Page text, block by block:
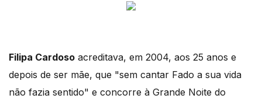
Filipa Cardoso acreditava, em 2004, aos 25 anos e
depois de ser mãe, que "sem cantar Fado a sua vida
não fazia sentido" e concorre à Grande Noite do